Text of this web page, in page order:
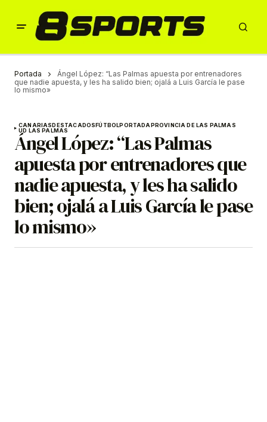
Portada
Ángel López: “Las Palmas apuesta por entrenadores
que nadie apuesta, y les ha salido bien; ojalá a Luis García le pase
lo mismo»
CANARIASDESTACADOSFÚTBOLPORTADAPROVINCIA DE LAS PALMAS
UD LAS PALMAS
Ángel López: “Las Palmas
apuesta por entrenadores que
nadie apuesta, y les ha salido
bien; ojalá a Luis García le pase
lo mismo»